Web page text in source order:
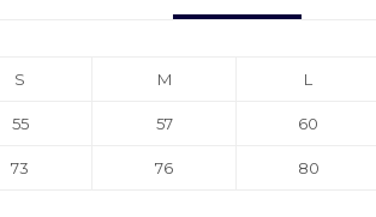
S M L
55 57 60
73 76 80